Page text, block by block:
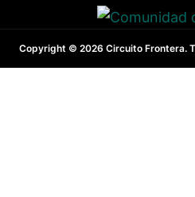
Copyright © 2026 Circuito Frontera.